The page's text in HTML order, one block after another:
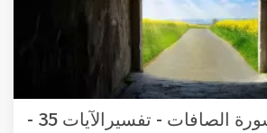
الدرس : 05 - سورة الصافات - تفسيرالآيات 35 -